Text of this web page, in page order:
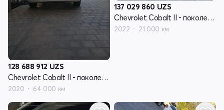
128 688 912 UZS
Chevrolet Cobalt II - поколение рестайлинг
2020 64 000 км
137 029 860 UZS
Chevrolet Cobalt II - поколение рестайлинг
2022 21 000 км